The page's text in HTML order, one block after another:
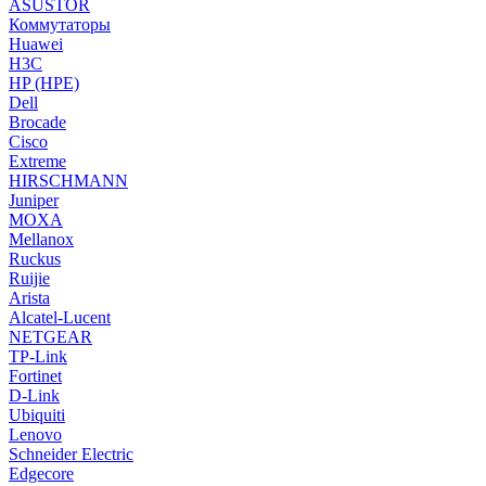
ASUSTOR
Коммутаторы
Huawei
H3C
HP (HPE)
Dell
Brocade
Cisco
Extreme
HIRSCHMANN
Juniper
MOXA
Mellanox
Ruckus
Ruijie
Arista
Alcatel-Lucent
NETGEAR
TP-Link
Fortinet
D-Link
Ubiquiti
Lenovo
Schneider Electric
Edgecore